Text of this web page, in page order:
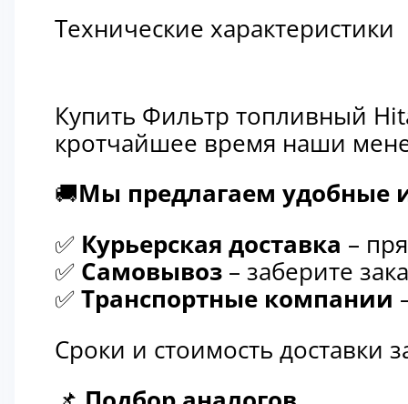
Технические характеристики
Купить Фильтр топливный
кротчайшее время наши
🚚Мы предлагаем удобные
✅ Курьерская доставка –
✅ Самовывоз – заберите
✅ Транспортные компании
Сроки и стоимость доставки